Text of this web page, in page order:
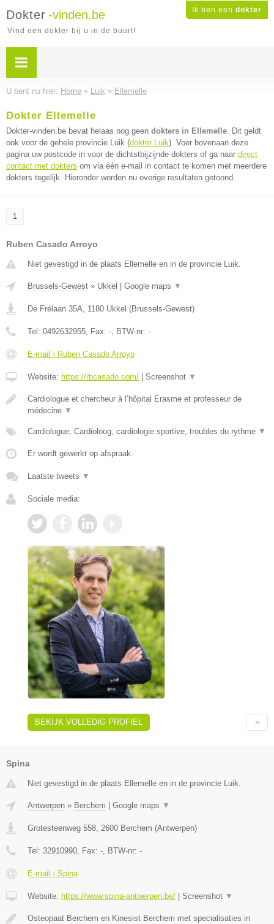
Ik ben een dokter
Dokter -vinden.be
Vind een dokter bij u in de buurt!
U bent nu hier: Home » Luik » Ellemelle
Dokter Ellemelle
Dokter-vinden.be bevat helaas nog geen dokters in Ellemelle. Dit geldt
ook voor de gehele provincie Luik (dokter Luik). Voer bovenaan deze
pagina uw postcode in voor de dichtstbijzijnde dokters of ga naar direct
contact met dokters om via één e-mail in contact te komen met meerdere
dokters tegelijk. Hieronder worden nu overige resultaten getoond.
1
Ruben Casado Arroyo
Niet gevestigd in de plaats Ellemelle en in de provincie Luik.
Brussels-Gewest » Ukkel Google maps ▼
De Frélaan 35A, 1180 Ukkel (Brussels-Gewest)
Tel: 0492632955, Fax: -, BTW-nr: -
E-mail › Ruben Casado Arroyo
Website: https://rbcasado.com/ Screenshot ▼
Cardiologue et chercheur à l’hôpital Erasme et professeur de
médecine ▼
Cardiologue, Cardioloog, cardiologie sportive, troubles du rythme ▼
Er wordt gewerkt op afspraak.
Laatste tweets ▼
Sociale media:
BEKIJK VOLLEDIG PROFIEL
Spina
Niet gevestigd in de plaats Ellemelle en in de provincie Luik.
Antwerpen » Berchem Google maps ▼
Grotesteenweg 558 2600 Berchem (Antwerpen)
Tel: 32910990 , Fax: - , BTW-nr: -
E-mail › Spina
Website: https://www.spina-antwerpen.be/ Screenshot ▼
Osteopaat Berchem en Kinesist Berchem met specialisaties in